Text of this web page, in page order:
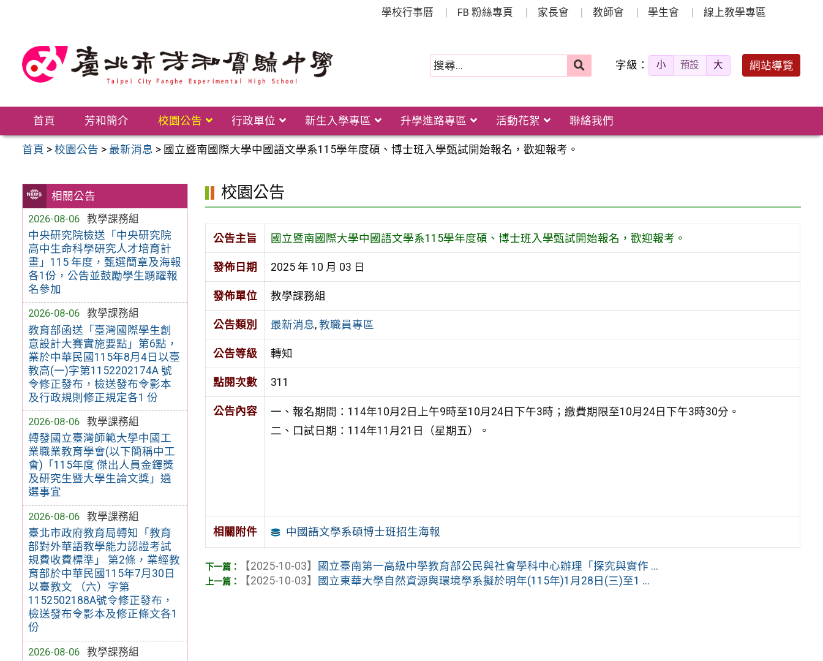
學校行事曆 FB 粉絲專頁 家長會 教師會 學生會 線上教學專區
字級： 小 預設 大 網站導覽
首頁 芳和簡介 校園公告 行政單位 新生入學專區 升學進路專區 活動花絮 聯絡我們
首頁 >校園公告 > 最新消息 > 國立暨南國際大學中國語文學系115學年度碩、博士班入學甄試開始報名，歡迎報考。
相關公告
2026-08-06
教學課務組
中央研究院檢送「中央研究院
高中生命科學研究人才培育計
畫」115 年度，甄選簡章及海報
各1份，公告並鼓勵學生踴躍報
名參加
2026-08-06
教學課務組
教育部函送「臺灣國際學生創
意設計大賽實施要點」第6點，
業於中華民國115年8月4日以臺
教高(一)字第1152202174A 號
令修正發布，檢送發布令影本
及行政規則修正規定各1 份
2026-08-06
教學課務組
轉發國立臺灣師範大學中國工
業職業教育學會(以下簡稱中工
會)「115年度 傑出人員金鐸獎
及研究生暨大學生論文獎」遴
選事宜
2026-08-06
教學課務組
臺北市政府教育局轉知「教育
部對外華語教學能力認證考試
規費收費標準」 第2條，業經教
育部於中華民國115年7月30日
以臺教文 （六）字第
1152502188A號令修正發布，
檢送發布令影本及修正條文各1
份
2026-08-06
教學課務組
校園公告
公告主旨 國立暨南國際大學中國語文學系115學年度碩、博士班入學甄試開始報名，歡迎報考。
發佈日期 2025 年 10 月 03 日
發佈單位 教學課務組
公告類別 最新消息, 教職員專區
公告等級 轉知
點閱次數 311
公告內容
一、報名期間：114年10月2日上午9時至10月24日下午3時；繳費期限至10月24日下午3時30分。
二、口試日期：114年11月21日（星期五）。
相關附件 中國語文學系碩博士班招生海報
【2025-10-03】 國立臺南第一高級中學教育部公民與社會學科中心辦理「探究與實作 ...
【2025-10-03】 國立東華大學自然資源與環境學系擬於明年(115年)1月28日(三)至1 ...